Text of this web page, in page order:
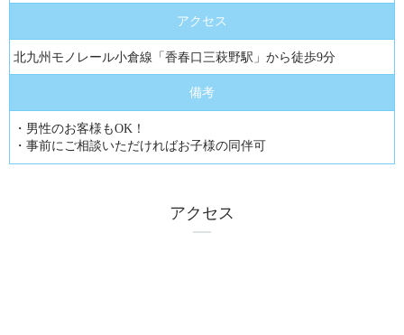
アクセス
北九州モノレール小倉線「香春口三萩野駅」から徒歩9分
備考
・男性のお客様もOK！
・事前にご相談いただければお子様の同伴可
アクセス